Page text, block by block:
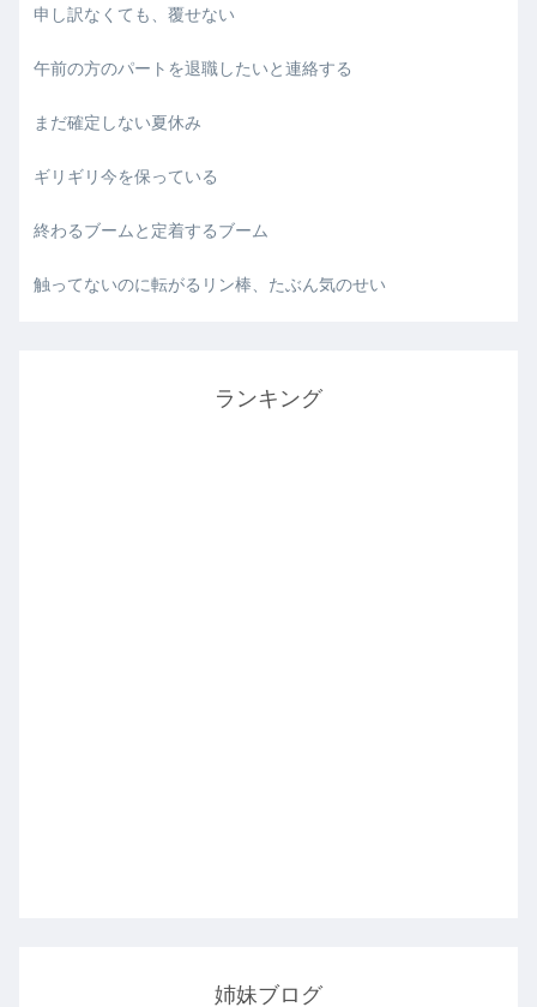
申し訳なくても、覆せない
午前の方のパートを退職したいと連絡する
まだ確定しない夏休み
ギリギリ今を保っている
終わるブームと定着するブーム
触ってないのに転がるリン棒、たぶん気のせい
ランキング
姉妹ブログ